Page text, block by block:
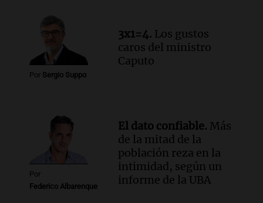
Episodios
Audio.La lección del Titanic y la
humildad en tiempos de tormenta
según San Ignacio de Loyola
Audio.
agua entra por donde menos
imaginamos"
Una Mañana para todos Rosario
Episodios
Por Sergio Suppo
3x1=4. Los gustos
caros del ministro
Caputo
Por
Federico Albarenque
El dato confiable. Más
de la mitad de la
población reza en la
intimidad, según un
informe de la UBA